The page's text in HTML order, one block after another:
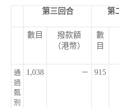
第三回合 第
數目
撥款額
（港幣）
數
目
通
過
甄
別
1,038 － 915